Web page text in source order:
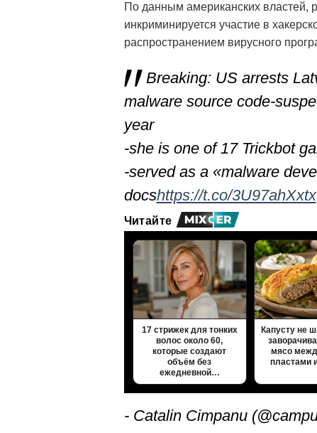
По данным американских властей,
инкриминируется участие в
распространением вирусного
Breaking: US arrests
malware source code-
year
-she is one of 17 Trickbot
-served as a «malware
docshttps://t.co/3U97ahXxtx
Читайте
17 стрижек для тонких
волос около 60,
которые создают
объём без
ежедневной…
Капусту не
мясо
пластами
- Catalin Cimpanu